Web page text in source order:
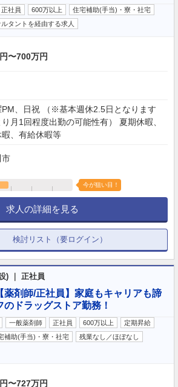
正社員 600万以上
住宅補助(手当)・寮・社宅
ルタントを経由する求人
〜700万円
PM、日祝 （※基本週休2.5日となります
月1回程度出勤の可能性有） 夏期休暇、
、有給休暇等
市
今が狙い目！
求人の詳細を見る
検討リスト（要ログイン）
) ｜ 正社員
薬剤師/正社員】家庭もキャリアも諦
ドラッグストア勤務！
一般薬剤師 正社員 600万以上
定期昇給
補助(手当)・寮・社宅
残業なし／ほぼなし
〜727万円